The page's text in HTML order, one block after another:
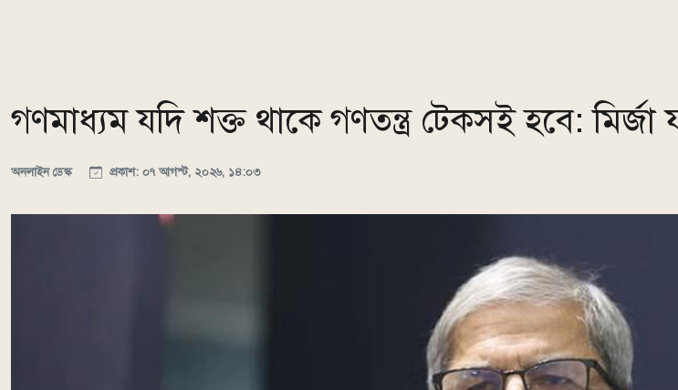
গণমাধ্যম যদি শক্ত থাকে গণতন্ত্র টেকসই হবে:
অনলাইন ডেস্ক প্রকাশ: ০৭ আগস্ট, ২০২৬, ১৪:০৩